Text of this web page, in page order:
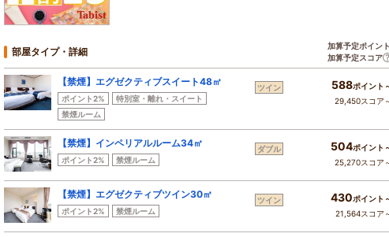
部屋タイプ・詳細
加算予定ポイン
加算予定スコア
【禁煙】エグゼクティブスイート48㎡
ポイント2%
特別室・離れ・スイート
禁煙ルーム
ツイン 588ポイント
29,450スコア
【禁煙】インペリアルルーム34㎡
ポイント2% 禁煙ルーム
ダブル 504ポイント
25,270スコア
【禁煙】エグゼクティブツイン30㎡
ポイント2% 禁煙ルーム
ツイン 430ポイント
21,564スコア